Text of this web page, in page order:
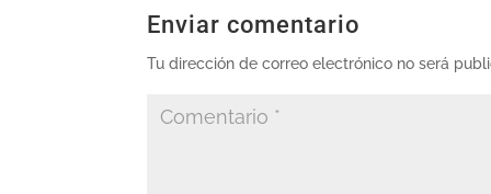
Enviar comentario
Tu dirección de correo electrónico no será